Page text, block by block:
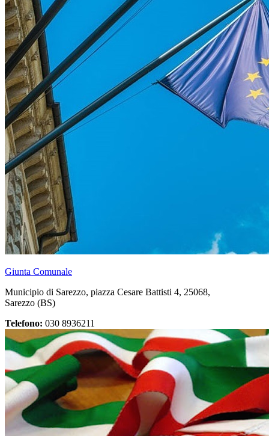
Giunta Comunale
Municipio di Sarezzo, piazza Cesare Battisti 4, 25068,
Sarezzo (BS)
Telefono: 030 8936211